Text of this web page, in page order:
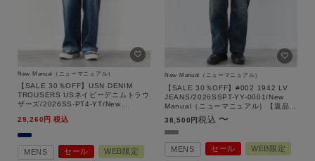
キーワード
New Manual（ニューマニュアル）
【SALE 30％OFF】USN DENIM
TROUSERS USネイビーデニムトラウ
ザーズ/2026SS-PT4-YT/New
換不可】
29,260 税込
MENS セール WEB限定
New Manual（ニューマニュアル）
【SALE 30％OFF】#002 1942 LV
JEANS/2026SSPT-YY-0001/New
Manual（ニューマニュアル）【返品交
換不可】
38,500 税込 〜
MENS セール WEB限定